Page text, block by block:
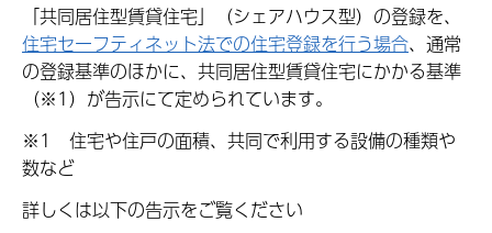
「共同居住型賃貸住宅」（シェアハウス型）の登録を、
住宅セーフティネット法での住宅登録を行う場合、通常
の登録基準のほかに、共同居住型賃貸住宅にかかる基準
（※1）が告示にて定められています。
※1 住宅や住戸の面積、共同で利用する設備の種類や
数など
詳しくは以下の告示をご覧ください